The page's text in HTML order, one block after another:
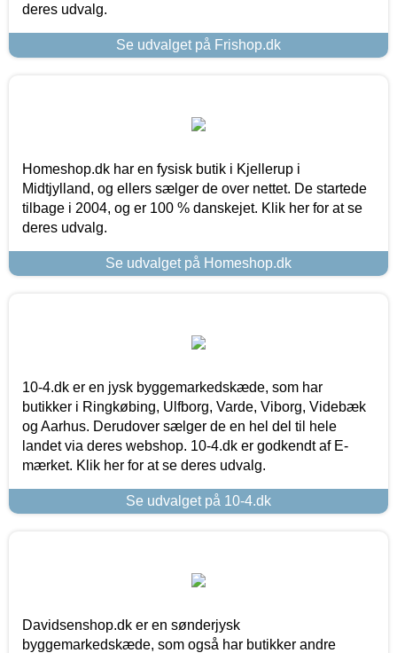
deres udvalg.
Se udvalget på Frishop.dk
Homeshop.dk har en fysisk butik i Kjellerup i
Midtjylland, og ellers sælger de over nettet. De startede
tilbage i 2004, og er 100 % danskejet. Klik her for at se
deres udvalg.
Se udvalget på Homeshop.dk
10-4.dk er en jysk byggemarkedskæde, som har
butikker i Ringkøbing, Ulfborg, Varde, Viborg, Videbæk
og Aarhus. Derudover sælger de en hel del til hele
landet via deres webshop. 10-4.dk er godkendt af E-
mærket. Klik her for at se deres udvalg.
Se udvalget på 10-4.dk
Davidsenshop.dk er en sønderjysk
byggemarkedskæde, som også har butikker andre